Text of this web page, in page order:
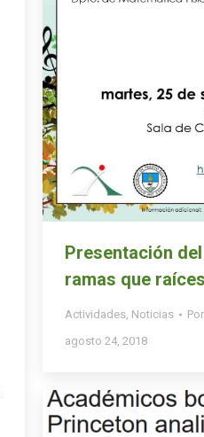
Presentación
ramas que
Actividades Noticias Por
agosto 24, 2018